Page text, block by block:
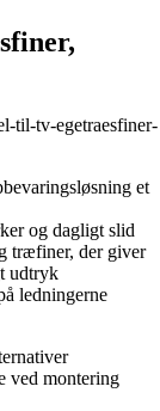
til-tv-egetraesfiner-
et
og dagligt slid
træfiner, der giver
udtryk
ledningerne
ved montering